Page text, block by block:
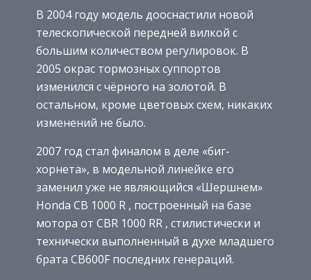
В 2004 году модель дооснастили новой
телескопической передней вилкой с
большим количеством регулировок. В
2005 окрас тормозных суппортов
изменился с чёрного на золотой. В
остальном, кроме цветовых схем, никаких
изменений не было.
2007 год стал финалом в деле «биг-
хорнета», в модельной линейке его
заменил уже не являющийся «Шершнем»
Honda CB 1000 R , построенный на базе
мотора от CBR 1000 RR , стилистически и
технически выполненный в духе младшего
брата CB600F последних генераций.